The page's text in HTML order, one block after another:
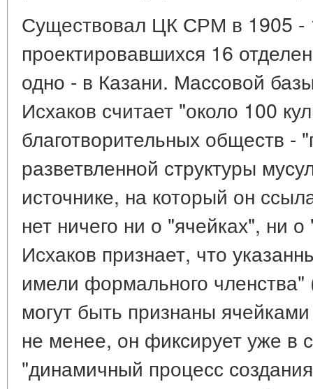
Существовал ЦК СРМ в 1905 -
проектировавшихся 16
одно - в Казани. Массовой
Исхаков считает "около 100
благотворительных обществ -
разветвленной структуры
источнике, на который он
нет ничего ни о "ячейках", ни
Исхаков признает, что
имели формального членства"
могут быть признаны
не менее, он фиксирует уже в
"динамичный процесс